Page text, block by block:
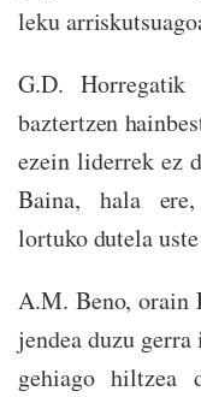
leku
G.D.
baztertzen
ezein liderrek ez
Baina, hala
lortuko dutela
A.M. Beno, orain
jendea duzu
gehiago hiltzea